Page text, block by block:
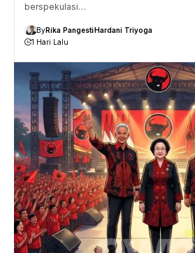
berspekulasi…
ByRika PangestiHardani Triyoga
1 Hari Lalu